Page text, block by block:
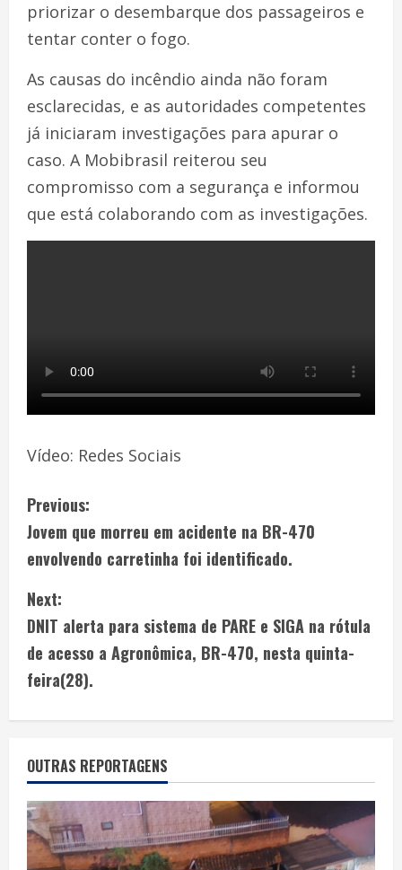
priorizar o desembarque dos passageiros e
tentar conter o fogo.
As causas do incêndio ainda não foram
esclarecidas, e as autoridades competentes
já iniciaram investigações para apurar o
caso. A Mobibrasil reiterou seu
compromisso com a segurança e informou
que está colaborando com as investigações.
Vídeo: Redes Sociais
Previous:
Jovem que morreu em acidente na BR-470
envolvendo carretinha foi identificado.
Next:
DNIT alerta para sistema de PARE e SIGA na rótula
de acesso a Agronômica, BR-470, nesta quinta-
feira(28).
OUTRAS REPORTAGENS